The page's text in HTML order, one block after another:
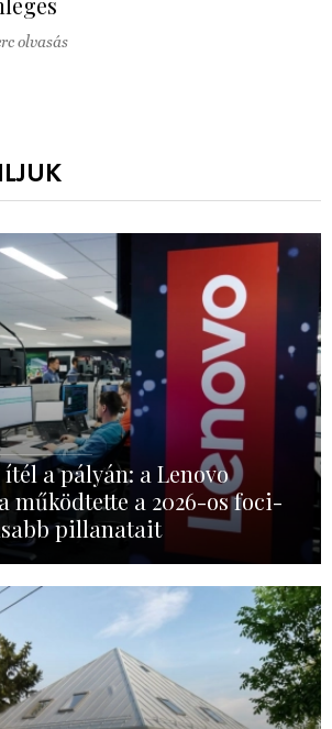
olvasás
a pályán: a Lenovo
működtette a 2026-os foci-
pillanatait